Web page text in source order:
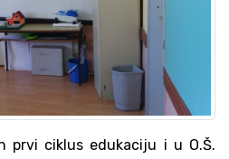
prvi ciklus edukaciju i u O.Š.